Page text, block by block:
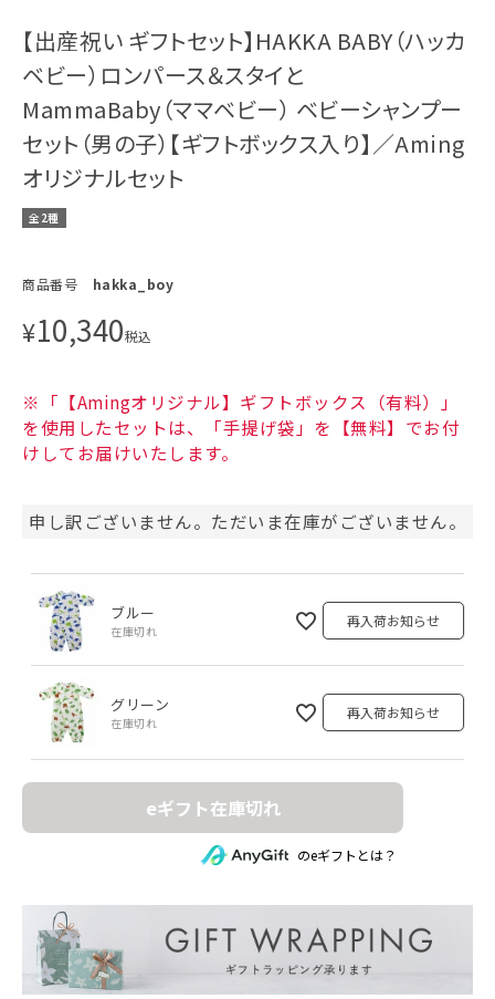
【出産祝い ギフトセット】HAKKA BABY（ハッカ
ベビー）ロンパース＆スタイと
MammaBaby（ママベビー） ベビーシャンプー
セット（男の子）【ギフトボックス入り】／Aming
オリジナルセット
全2種
商品番号 hakka_boy
¥10,340税込
※「【Amingオリジナル】ギフトボックス（有料）」
を使用したセットは、「手提げ袋」を【無料】でお付
けしてお届けいたします。
申し訳ございません。ただいま在庫がございません。
ブルー
在庫切れ
再入荷お知らせ
グリーン
在庫切れ
再入荷お知らせ
eギフト在庫切れ
のeギフトとは？